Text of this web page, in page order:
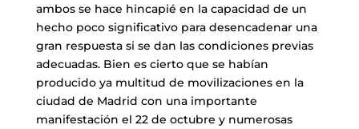
ambos se hace hincapié en la capacidad de un
hecho poco significativo para desencadenar una
gran respuesta si se dan las condiciones previas
adecuadas. Bien es cierto que se habían
producido ya multitud de movilizaciones en la
ciudad de Madrid con una importante
manifestación el 22 de octubre y numerosas